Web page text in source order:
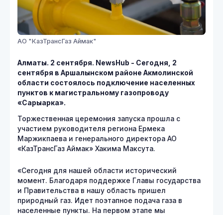
АО "КазТрансГаз Аймак"
Алматы. 2 сентября. NewsHub - Сегодня, 2
сентября в Аршалынском районе Акмолинской
области состоялось подключение населенных
пунктов к магистральному газопроводу
«Сарыарка».
Торжественная церемония запуска прошла с
участием руководителя региона Ермека
Маржикпаева и генерального директора АО
«КазТрансГаз Аймак» Хакима Максута.
«Сегодня для нашей области исторический
момент. Благодаря поддержке Главы государства
и Правительства в нашу область пришел
природный газ. Идет поэтапное подача газа в
населенные пункты. На первом этапе мы